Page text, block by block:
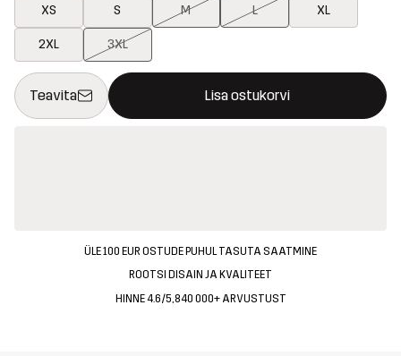
XS S M L XL
2XL 3XL
Teavita Lisa ostukorvi
See nupp avab modaali, mis kinnitab ostukorvis uue kauba
{{size}} pole saadaval
ÜLE 100 EUR OSTUDE PUHUL TASUTA SAATMINE
ROOTSI DISAIN JA KVALITEET
HINNE 4.6/5, 840 000+ ARVUSTUST